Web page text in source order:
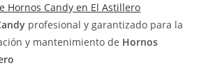
Hornos Candy en El Astillero
profesional y garantizado para la
y mantenimiento de Hornos